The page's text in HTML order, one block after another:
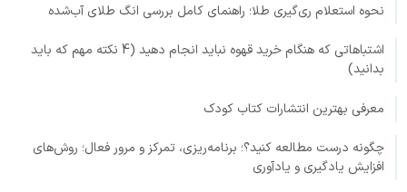
نحوه استعلام ری‌گیری طلا؛ راهنمای کامل بررسی انگ طلای آب‌شده
اشتباهاتی که هنگام خرید قهوه نباید انجام دهید (4 نکته مهم که باید
بدانید)
معرفی بهترین انتشارات کتاب کودک
چگونه درست مطالعه کنید؟؛ برنامه‌ریزی، تمرکز و مرور فعال؛ روش‌های
افزایش یادگیری و یادآوری